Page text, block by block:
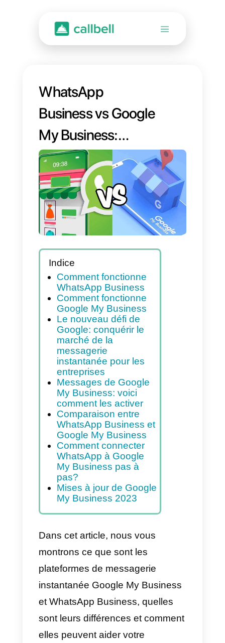
WhatsApp
Business vs Google
My Business:
comment
fonctionnent-ils et
quelles sont les
différences?
Indice
Comment fonctionne
WhatsApp Business
Comment fonctionne
Google My Business
Le nouveau défi de
Google: conquérir le
marché de la
messagerie
instantanée pour les
entreprises
Messages de Google
My Business: voici
comment les activer
Comparaison entre
Google My Business
Comment connecter
WhatsApp à Google
My Business pas à
pas?
Mises à jour de Google
My Business 2023